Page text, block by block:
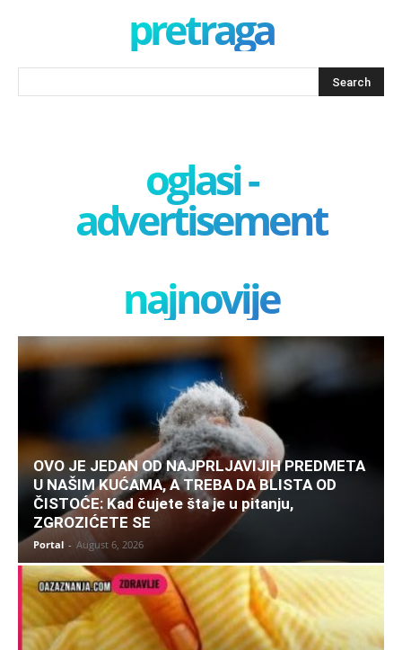
pretraga
oglasi -
advertisement
najnovije
OVO JE JEDAN OD NAJPRLJAVIJIH PREDMETA
U NAŠIM KUĆAMA, A TREBA DA BLISTA OD
ČISTOĆE: Kad čujete šta je u pitanju,
ZGROZIĆETE SE
Portal - August 6, 2026